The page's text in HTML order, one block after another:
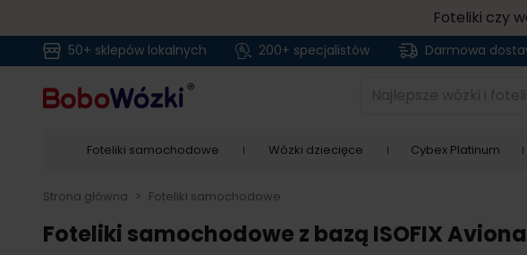
Foteliki czy
50+ sklepów lokalnych 200+ specjalistów Darmowa
Najlepsze wózki i
Foteliki samochodowe Wózki dziecięce Cybex Platinum
Strona główna > Foteliki samochodowe
Foteliki samochodowe z bazą ISOFIX